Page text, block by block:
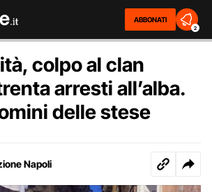
ABBONATI
2
colpo al clan
arresti all’alba.
delle stese
Napoli